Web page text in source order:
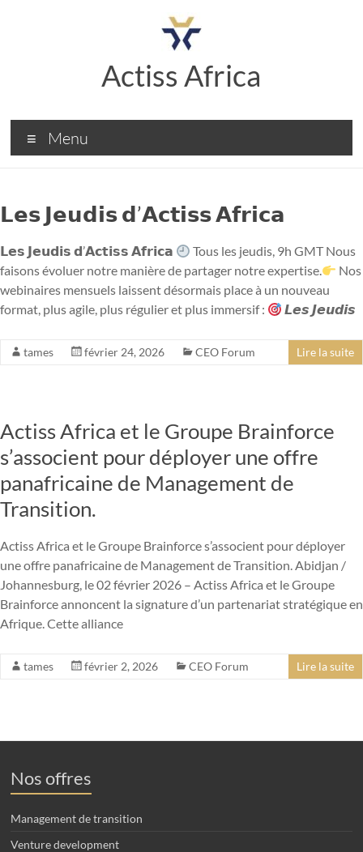
Actiss Africa
Menu
𝗟𝗲𝘀 𝗝𝗲𝘂𝗱𝗶𝘀 𝗱’𝗔𝗰𝘁𝗶𝘀𝘀 𝗔𝗳𝗿𝗶𝗰𝗮
𝗟𝗲𝘀 𝗝𝗲𝘂𝗱𝗶𝘀 𝗱’𝗔𝗰𝘁𝗶𝘀𝘀 𝗔𝗳𝗿𝗶𝗰𝗮
Tous les jeudis, 9h GMT Nous
faisons évoluer notre manière de partager notre expertise.
Nos
webinaires mensuels laissent désormais place à un nouveau
format, plus agile, plus régulier et plus immersif :
𝙇𝙚𝙨 𝙅𝙚𝙪𝙙𝙞𝙨
tames février 24, 2026 CEO Forum Lire la suite
Actiss Africa et le Groupe Brainforce
s’associent pour déployer une offre
panafricaine de Management de
Transition.
Actiss Africa et le Groupe Brainforce s’associent pour déployer
une offre panafricaine de Management de Transition. Abidjan /
Johannesburg, le 02 février 2026 – Actiss Africa et le Groupe
Brainforce annoncent la signature d’un partenariat stratégique en
Afrique. Cette alliance
tames février 2, 2026 CEO Forum Lire la suite
Nos offres
Management de transition
Venture development